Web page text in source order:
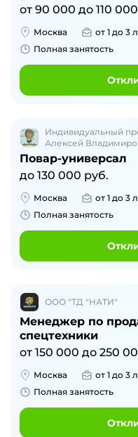
от 90 000 до 110 000
Москва от 1 до 3
Полная занятость
Индивидуальный
Алексей
Повар-универсал
до 130 000 руб.
Москва от 1 до 3
Полная занятость
ООО "ТД "НАТИ"
Менеджер по
спецтехники
от 150 000 до 250
Москва от 1 до 3
Полная занятость